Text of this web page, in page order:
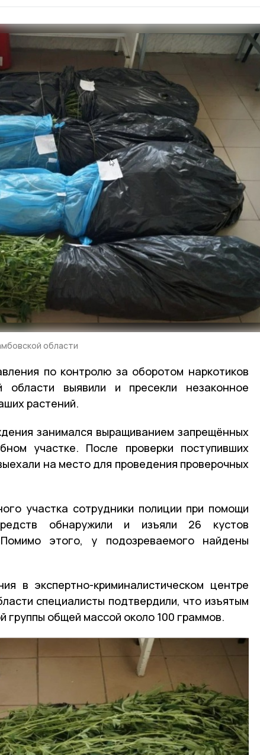
области
по контролю за оборотом наркотиков
выявили и пресекли незаконное
растений.
занимался выращиванием запрещённых
участке. После проверки поступивших
на место для проведения проверочных
участка сотрудники полиции при помощи
обнаружили и изъяли 26 кустов
этого, у подозреваемого найдены
в экспертно-криминалистическом центре
специалисты подтвердили, что изъятым
группы общей массой около 100 граммов.